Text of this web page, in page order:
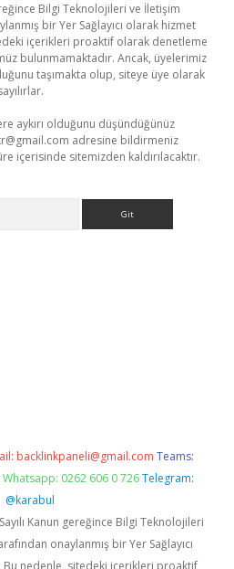
Bilgi Teknolojileri ve İletişim
bir Yer Sağlayıcı olarak hizmet
içerikleri proaktif olarak denetleme
bulunmamaktadır. Ancak, üyelerimiz
taşımakta olup, siteye üye olarak
aykırı olduğunu düşündüğünüz
adresine bildirmeniz
içerisinde sitemizden kaldırılacaktır.
backlinkpaneli@gmail.com Teams:
Whatsapp: 0262 606 0 726 Telegram:
@karabul
Kanun gereğince Bilgi Teknolojileri
onaylanmış bir Yer Sağlayıcı
nedenle, sitedeki içerikleri proaktif